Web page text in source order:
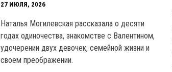
27 ИЮЛЯ, 2026
Наталья Могилевская рассказала о десяти
годах одиночества, знакомстве с Валентином,
удочерении двух девочек, семейной жизни и
своем преображении.